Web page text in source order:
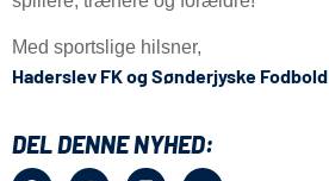
Med sportslige hilsner,
Haderslev FK og Sønderjyske Fodbold
DEL DENNE NYHED: